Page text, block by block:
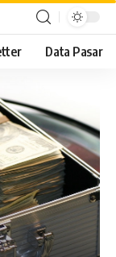
Data Pasar